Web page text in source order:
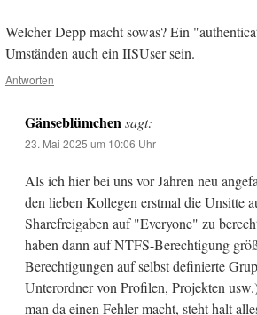
Welcher Depp macht sowas? Ein
Umständen auch ein IISUser sein.
Antworten
Gänseblümchen sagt:
23. Mai 2025 um 10:06 Uhr
Als ich hier bei uns vor Jahren neu
den lieben Kollegen erstmal die Unsitte
Sharefreigaben auf "Everyone" zu
haben dann auf NTFS-Berechtigung
Berechtigungen auf selbst definierte
Unterordner von Profilen, Projekten
man da einen Fehler macht, steht halt